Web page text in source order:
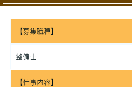
【募集職種】
整備士
【仕事内容】